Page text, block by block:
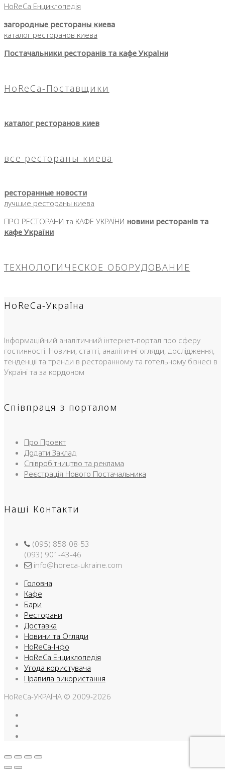
HoReCa Енциклопедія
загородные рестораны киева
каталог ресторанов киева
Постачальники ресторанів та кафе України
HoReCa-Поставщики
каталог ресторанов киев
все рестораны киева
ресторанные новости
лучшие рестораны киева
ПРО РЕСТОРАНИ та КАФЕ УКРАЇНИ новини ресторанів та
кафе України
ТЕХНОЛОГИЧЕСКОЕ ОБОРУДОВАНИЕ
HoReCa-Україна
Інформаційний аналітичний інтернет-портал про сферу
гостинності. Новини, статті, аналітичні огляди, дослідження,
тенденції та тренди в ресторанному та готельному бізнесі в
Україні та за кордоном
Співпраця з порталом
Про Проект
Додати Заклад
Співробітництво та реклама
Реєстрація Нового Постачальника
Наші Контакти
(095) 858-08-53
(093) 901-43-46
info@horeca-ukraine.com
Головна
Кафе
Бари
Ресторани
Доставка
Новини та Огляди
HoReCa-Інфо
HoReCa Енциклопедія
Угода користувача
Правила використання
HoReCa-УКРАЇНА © 2009-2026